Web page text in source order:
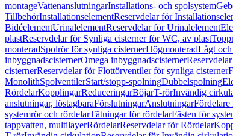
montageVattenanslutningarInstallations- och spolsystem
TillbehörInstallationselementReservdelar för
BidéelementUrinalelementReservdelar för Urinalelement
plastReservdelar för Synliga cisterner för WC, av plast
monteradSpolrör för synliga cisternerHögmonteradLågt
inbyggnadscisternerOmega inbyggnadscisterner
cisternerReservdelar för Flottörventiler för synliga cisterner
MonolithSpolventilerStart/stopp-spolningDubbelspolning
RördelarKopplingarReduceringarBöjarT-rörInvändig
anslutningar, löstagbaraFörslutningarAnslutningarFördelare
systemrör och rördelarTätningar för rördelarFästen för
tappvatten, multilayerRördelarReservdelar för Rördelar